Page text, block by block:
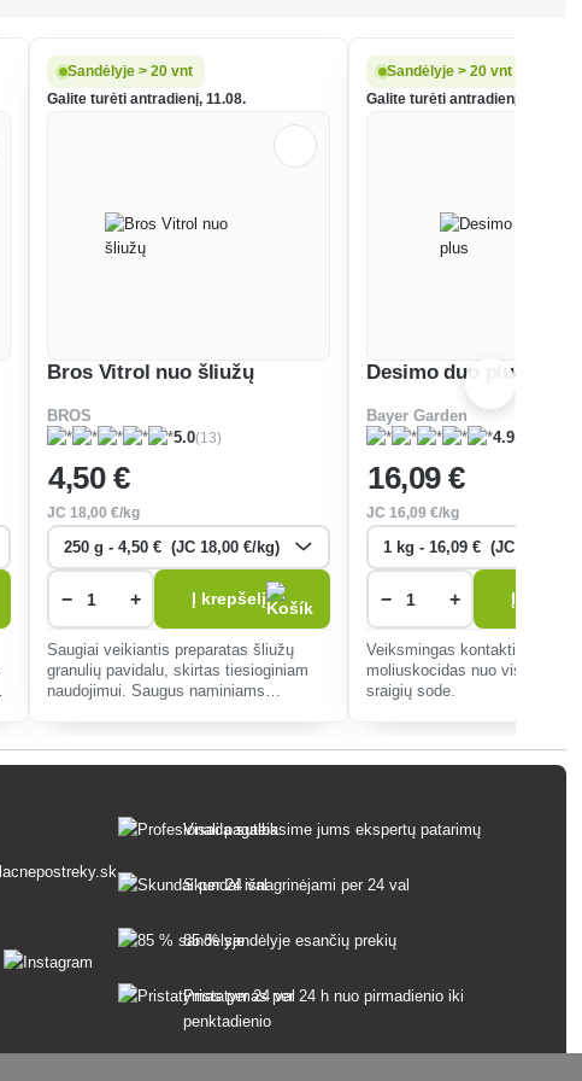
Sandėlyje > 20 vnt
Galite turėti antradienį, 11.08.
Bros Vitrol nuo šliužų
BROS
5.0(13)
4,50 €
JC18,00 €/kg
− + Į krepšelį
Saugiai veikiantis preparatas šliužų
granulių pavidalu, skirtas tiesioginiam
naudojimui. Saugus naminiams
Sandėlyje > 20 vnt
Galite turėti antradienį, 11.08.
Desimo duo plus
Bayer Garden
4.9
16,09 €
JC16,09 €/kg
− +
Veiksmingas kontaktinis ir
moliuskocidas nuo visų rūšių
sraigių sode.
Visada suteiksime jums ekspertų patarimų
Skundai išnagrinėjami per 24 val
85 % sandėlyje esančių prekių
Pristatymas per 24 h nuo pirmadienio iki
penktadienio